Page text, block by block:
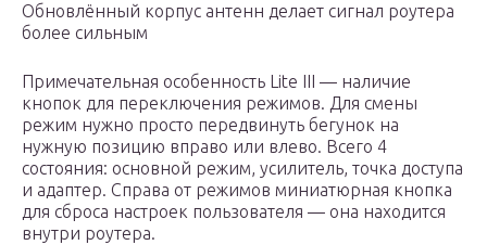
Обновлённый корпус антенн делает сигнал роутера
более сильным
Примечательная особенность Lite III — наличие
кнопок для переключения режимов. Для смены
режим нужно просто передвинуть бегунок на
нужную позицию вправо или влево. Всего 4
состояния: основной режим, усилитель, точка доступа
и адаптер. Справа от режимов миниатюрная кнопка
для сброса настроек пользователя — она находится
внутри роутера.